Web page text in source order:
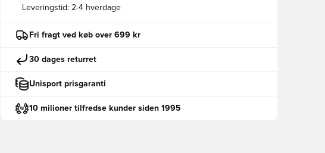
Leveringstid: 2-4 hverdage
Fri fragt ved køb over 699 kr
30 dages returret
Unisport prisgaranti
10 milioner tilfredse kunder siden 1995